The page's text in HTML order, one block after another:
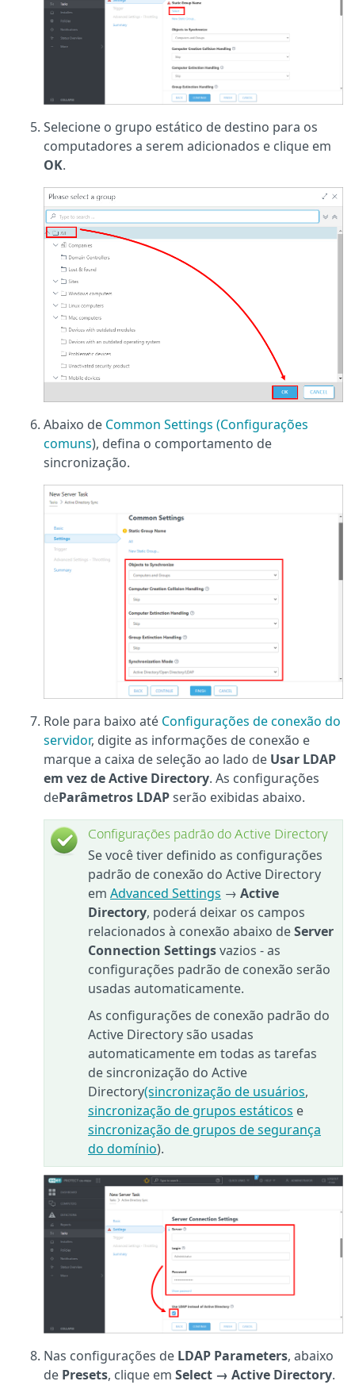
Selecione o grupo estático de destino para os
computadores a serem adicionados e clique em
OK.
Abaixo de Common Settings (Configurações
comuns), defina o comportamento de
sincronização.
Role para baixo até Configurações de conexão do
servidor, digite as informações de conexão e
marque a caixa de seleção ao lado de Usar LDAP
em vez de Active Directory. As configurações
deParâmetros LDAPserão exibidas abaixo.
Configurações padrão do Active Directory
Se você tiver definido as configurações
padrão de conexão do Active Directory
em Advanced Settings → Active
Directory, poderá deixar os campos
relacionados à conexão abaixo deServer
Connection Settingsvazios - as
configurações padrão de conexão serão
usadas automaticamente.
As configurações de conexão padrão do
Active Directory são usadas
automaticamente em todas as tarefas
de sincronização do Active
Directory(sincronização de usuários,
sincronização de grupos estáticos e
sincronização de grupos de segurança
do domínio).
Nas configurações de LDAP Parameters, abaixo
de Presets, clique em Select → Active Directory.